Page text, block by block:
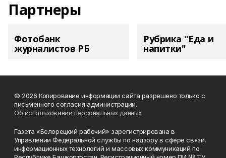
Партнеры
Фотобанк
журналистов РБ
Рубрика "Еда и
напитки"
© 2026 Копирование информации сайта разрешено только с
письменного согласия администрации.
Об использовании персональных данных
Газета «Белорецкий рабочий» зарегистрирована в
Управлении Федеральной службы по надзору в сфере связи,
информационных технологий и массовых коммуникаций по